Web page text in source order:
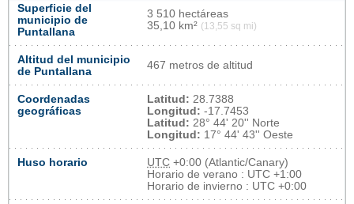
Superficie del
municipio de
Puntallana
3 510 hectáreas
35,10 km² (13,55 sq mi)
Altitud del municipio
de Puntallana
467 metros de altitud
Coordenadas
geográficas
Latitud: 28.7388
Longitud: -17.7453
Latitud: 28° 44' 20'' Norte
Longitud: 17° 44' 43'' Oeste
Huso horario UTC +0:00 (Atlantic/Canary)
Horario de verano : UTC +1:00
Horario de invierno : UTC +0:00